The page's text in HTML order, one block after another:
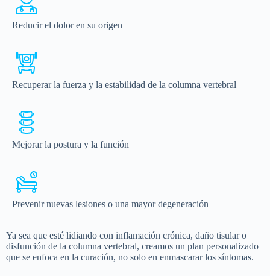
Reducir el dolor en su origen
Recuperar la fuerza y la estabilidad de la columna vertebral
Mejorar la postura y la función
Prevenir nuevas lesiones o una mayor degeneración
Ya sea que esté lidiando con inflamación crónica, daño tisular o
disfunción de la columna vertebral, creamos un plan personalizado
que se enfoca en la curación, no solo en enmascarar los síntomas.